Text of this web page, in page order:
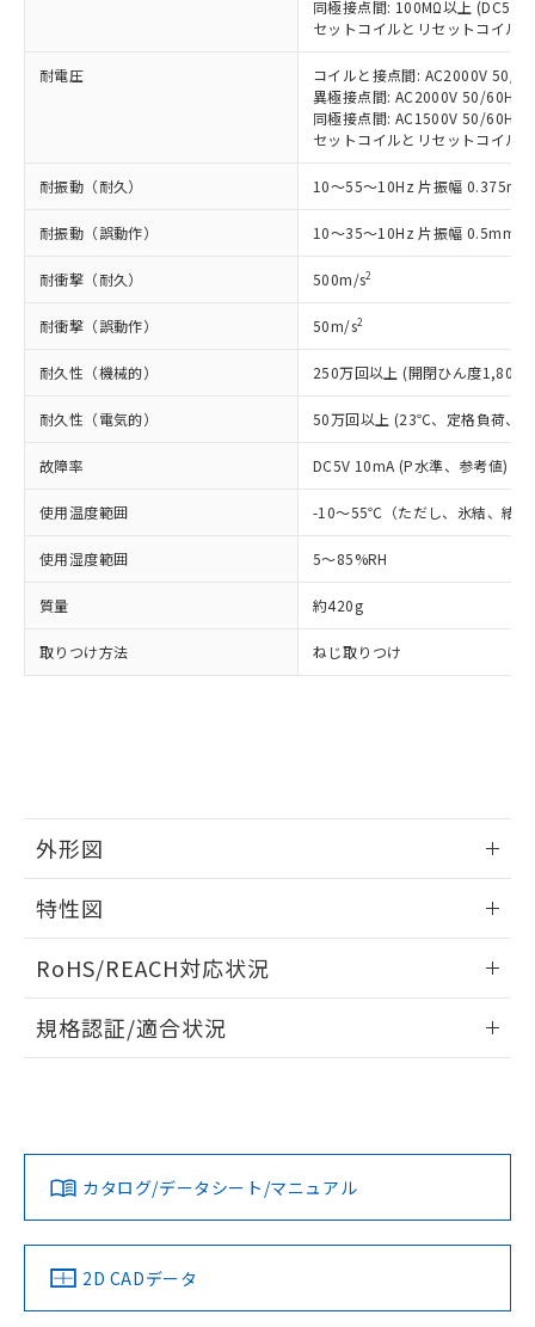
同極接点間: 100MΩ以上
セットコイルとリセットコイル
耐電圧
コイルと接点間: AC2000V 50/
異極接点間: AC2000V 50/60Hz
同極接点間: AC1500V 50/60Hz
セットコイルとリセットコイル
耐振動（耐久） 10～55～10Hz 片振幅
耐振動（誤動作） 10～35～10Hz 片振幅 0.5mm (
耐衝撃（耐久） 500m/s2
耐衝撃（誤動作） 50m/s2
耐久性（機械的） 250万回以上 (開閉ひん度1,800
耐久性（電気的） 50万回以上 (23℃、定格負荷、
故障率 DC5V 10mA (P水準、参考値) (
使用温度範囲 -10～55℃（ただし、氷結、結露
使用湿度範囲 5～85%RH
質量 約420g
取りつけ方法 ねじ取りつけ
外形図
外形図
特性図
電気的寿命曲線
RoHS/REACH対応状況
EU RoHS 注意事項・凡例
対応済み
中国 RoHS 注意事項・凡例
規格認証/適合状況
LR型式承認
（イギリス
船舶規格）
DNV型式承認
（ノルウェー
BV型式承認
（フランス
KR型式
（韓国
Yes No No No
カタログ/データシート/マニュアル
2D CADデータ
タに基づき作成されるものであり、閲
覧された時点での実際の在庫および標
準価格とは異なる場合があることをご
正式な納期状況および標準価格はお客
様のお取引先、またはお客様担当のオ
ムロン制御機器販売店・当社販売員に
オムロン制御機器販売店や当社販売拠
販売ネットワーク
」をご確認
在庫状況および標準価格結果を当社の
事前の承諾なく第三者に漏洩または開
示しないようお願いします。
マイパーツ機能（部品リスト作成サー
ビス）をご利用いただくには、I-Web
メンバーズにご登録されている必要が
お客様が当ウェブサイト上で当社にご
登録された部品リストについて、当社
および当社の共同利用者が、当社の製
品・サービスに関するお客様との取
引・商談に必要な範囲で利用すること
※当社の共同利用者とは、"個人情報
の「1.共同利
用者の範囲」に記載されている法人を
鉛(Pb) 1000ppm以下、 水銀(Hg) 1000ppm以下、 カド
六価クロム(Cr(Ⅵ)) 1000ppm以下、ポリ臭化ビフェニル
類(PBB) 1000ppm以下、ポリ臭化ジフェニルエーテル類
(PBDE) 1000ppm以下、フタル酸ビス(2-エチルヘキシ
ル) (DEHP)(別名：DOP) 1000ppm以下、フタル酸ブチ
ルベンジル（BBP） 1000ppm以下、フタル酸ジブチル
（DBP） 1000ppm以下、フタル酸ジイソブチル
(DIBP) 1000ppm以下
但し、RoHS指令で産業用監視および制御機器に対する
フタル酸エステル類の４物質については閾値を超える意
※2 対応予定月
部品在庫の切り替え状況などにより、予定
月が前後することがあります。
※3 非含有証明書ダウンロード
とができます。
EU RoHS指令（10物質）の非含有証明書
51物質の非含有証明書（当社基準）
※本証明書は発行日時点で非含有を証明す
欄に対応日を記載しておりました。
既に当社にて対応品への在庫切替を完了
り、2022年1月12日より割愛しておりま
す。
*中国RoHS10物質の基準値 (GB/T26572)：
Pb(鉛) :1000ppm、 Hg(水銀) : 1000ppm、 Cd(カドミウ
Cr(Ⅵ)(六価クロム) : 1000ppm、 PBBs(ポリ臭化ビフェ
ニル類) : 1000ppm、 PBDEs(ポリ臭化ジフェニルエーテ
DBP(フタル酸ジブチル) : 1000ppm、 DIBP(フタル酸ジ
イソブチル) : 1000ppm、 BBP(フタル酸ブチルベンジ
ル) : 1000ppm、
DEHP(フタル酸ビス(2-エチルヘキシル)) : 1000ppm
※2 環境保護使用期限
「ｅ」：有害物質（10物質）のすべてが基
準値以下であることを示します。
「10」：通常の使用状況下において有害物
質が外部に漏えいし、環境に深刻な影響を
及ぼさない年数を意味します。
「－」：未確認です。当社販売部門へお問
または国外への提供する場合は、日本
国政府の輸出許可(または役務取引許
可)を取得するなどの必要な手続きを
当社は規制貨物を破棄する場合は、完
全に破砕するなど、違法に輸出されな
いよう必要な手段を講じます。
当社は貴社製品を、核兵器、ミサイ
ル、化学兵器、生物兵器またはその他
武器並びにこれらの製造装置等に一切
当社は、貴社製品を第三者に販売する
場合は、上記1、2および3の内容を当
該第三者に通知します。また当社は、
販売先および販売に係わる関係者が違
法に輸出するおそれがある場合は、取
り引きをいたしません。
一定数以上の在庫あり
一定数には満たないが在庫あり
－
在庫なし(最新の在庫状況につ
いては、お客様のお取引先、ま
たはお客様担当のオムロン制御
機器販売店・当社販売員にご確
空
白
受注生産機種、また在庫状況の
情報を公開していない機種